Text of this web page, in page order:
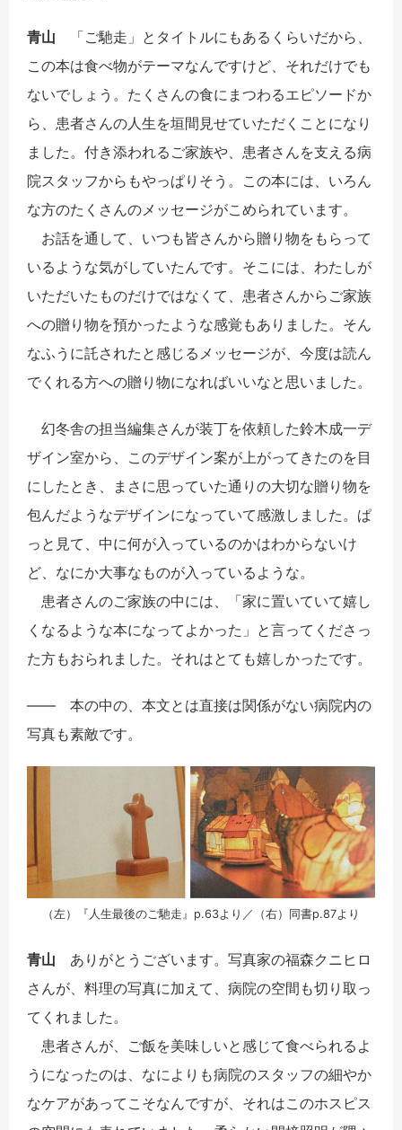
青山
「ご馳走」とタイトルにもあるくらいだから、
この本は食べ物がテーマなんですけど、それだけでも
ないでしょう。たくさんの食にまつわるエピソードか
ら、患者さんの人生を垣間見せていただくことになり
ました。付き添われるご家族や、患者さんを支える病
院スタッフからもやっぱりそう。この本には、いろん
な方のたくさんのメッセージがこめられています。
お話を通して、いつも皆さんから贈り物をもらって
いるような気がしていたんです。そこには、わたしが
いただいたものだけではなくて、患者さんからご家族
への贈り物を預かったような感覚もありました。そん
なふうに託されたと感じるメッセージが、今度は読ん
でくれる方への贈り物になればいいなと思いました。
幻冬舎の担当編集さんが装丁を依頼した鈴木成一デ
ザイン室から、このデザイン案が上がってきたのを目
にしたとき、まさに思っていた通りの大切な贈り物を
包んだようなデザインになっていて感激しました。ぱ
っと見て、中に何が入っているのかはわからないけ
ど、なにか大事なものが入っているような。
患者さんのご家族の中には、「家に置いていて嬉し
くなるような本になってよかった」と言ってくださっ
た方もおられました。それはとても嬉しかったです。
―― 本の中の、本文とは直接は関係がない病院内の
写真も素敵です。
（左）『人生最後のご馳走』p.63より／（右）同書p.87より
青山 ありがとうございます。写真家の福森クニヒロ
さんが、料理の写真に加えて、病院の空間も切り取っ
てくれました。
患者さんが、ご飯を美味しいと感じて食べられるよ
うになったのは、なによりも病院のスタッフの細やか
なケアがあってこそなんですが、それはこのホスピス